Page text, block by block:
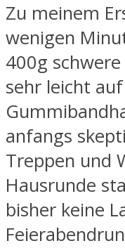
Zu meinem
wenigen
400g
sehr leicht
anfangs
Treppen und
Hausrunde
bisher keine